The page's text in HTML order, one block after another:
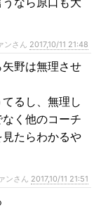
ンさん 2017,10/11 21:48
野は無理させ
るし、無理し
く他のコーチ
たらわかるや
ンさん 2017,10/11 21:51